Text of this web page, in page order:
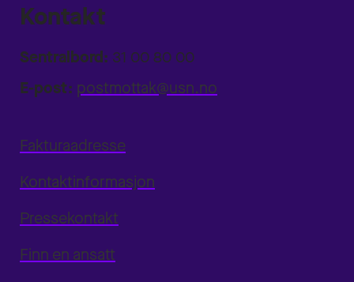
Kontakt
Sentralbord: 31 00 80 00
E-post: postmottak@usn.no
Fakturaadresse
Kontaktinformasjon
Pressekontakt
Finn en ansatt